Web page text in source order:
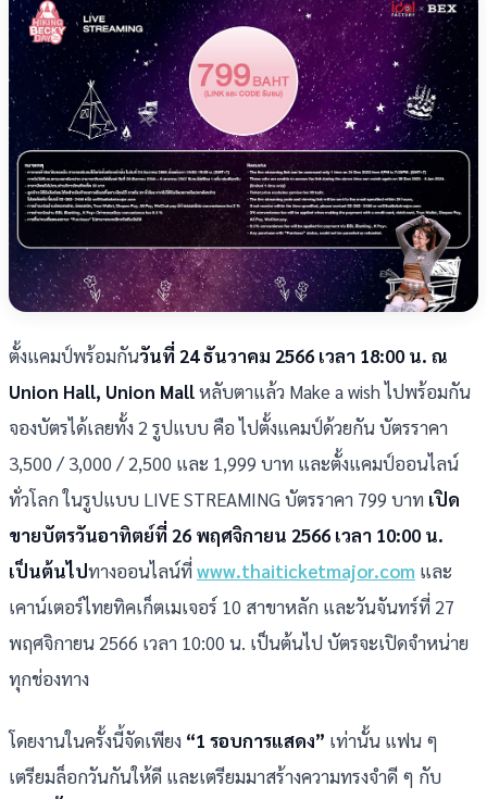
ตั้งแคมป์พร้อมกันวันที่ 24 ธันวาคม 2566 เวลา 18:00 น. ณ
Union Hall, Union Mallหลับตาแล้ว Make a wish ไปพร้อมกัน
จองบัตรได้เลยทั้ง 2 รูปแบบ คือ ไปตั้งแคมป์ด้วยกัน บัตรราคา
3,500 / 3,000 / 2,500 และ 1,999 บาท และตั้งแคมป์ออนไลน์
ทั่วโลก ในรูปแบบ LIVE STREAMING บัตรราคา 799 บาท เปิด
ขายบัตรวันอาทิตย์ที่ 26 พฤศจิกายน 2566 เวลา 10:00 น.
เป็นต้นไปทางออนไลน์ที่www.thaiticketmajor.com และ
เคาน์เตอร์ไทยทิคเก็ตเมเจอร์ 10 สาขาหลัก และวันจันทร์ที่ 27
พฤศจิกายน 2566 เวลา 10:00 น. เป็นต้นไป บัตรจะเปิดจำหน่าย
ทุกช่องทาง
โดยงานในครั้งนี้จัดเพียง “1 รอบการแสดง” เท่านั้น แฟน ๆ
เตรียมล็อกวันกันให้ดี และเตรียมมาสร้างความทรงจำดี ๆ กับ